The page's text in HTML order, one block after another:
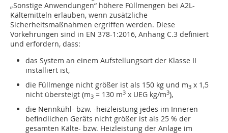
„Sonstige Anwendungen“ höhere Füllmengen bei A2L-
Kältemitteln erlauben, wenn zusätzliche
Sicherheitsmaßnahmen ergriffen werden. Diese
Vorkehrungen sind in EN 378-1:2016, Anhang C.3 definiert
und erfordern, dass:
das System an einem Aufstellungsort der Klasse II
installiert ist,
die Füllmenge nicht größer ist als 150 kg und m3 x 1,5
nicht übersteigt (m3 = 130 m3 x UEG kg/m3),
die Nennkühl- bzw. -heizleistung jedes im Inneren
befindlichen Geräts nicht größer ist als 25 % der
gesamten Kälte- bzw. Heizleistung der Anlage im